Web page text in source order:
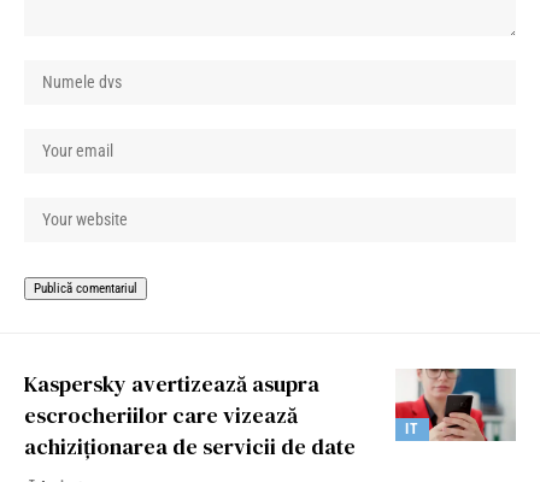
IT
Kaspersky avertizează asupra
escrocheriilor care vizează
achiziționarea de servicii de date